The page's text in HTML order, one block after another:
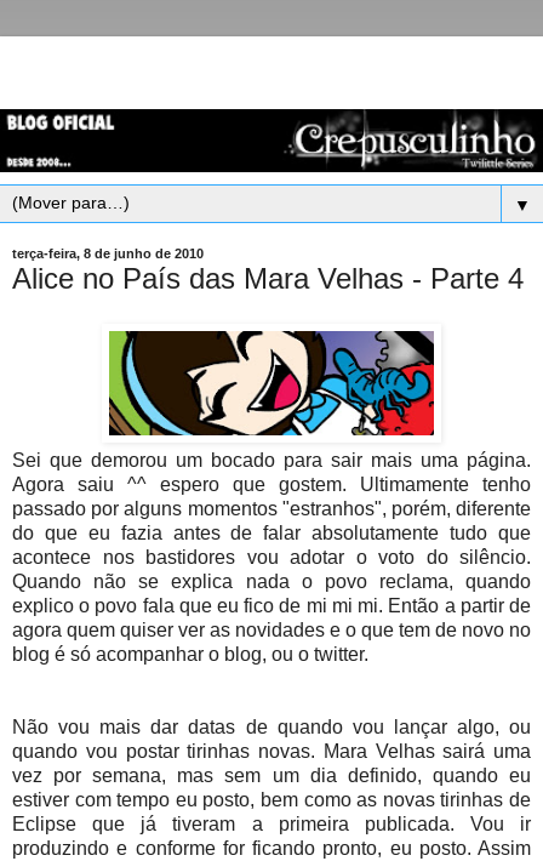
▼
terça-feira, 8 de junho de 2010
Alice no País das Mara Velhas - Parte 4
Sei que demorou um bocado para sair mais uma página.
Agora saiu ^^ espero que gostem. Ultimamente tenho
passado por alguns momentos "estranhos", porém, diferente
do que eu fazia antes de falar absolutamente tudo que
acontece nos bastidores vou adotar o voto do silêncio.
Quando não se explica nada o povo reclama, quando
explico o povo fala que eu fico de mi mi mi. Então a partir de
agora quem quiser ver as novidades e o que tem de novo no
blog é só acompanhar o blog, ou o twitter.
Não vou mais dar datas de quando vou lançar algo, ou
quando vou postar tirinhas novas. Mara Velhas sairá uma
vez por semana, mas sem um dia definido, quando eu
estiver com tempo eu posto, bem como as novas tirinhas de
Eclipse que já tiveram a primeira publicada. Vou ir
produzindo e conforme for ficando pronto, eu posto. Assim